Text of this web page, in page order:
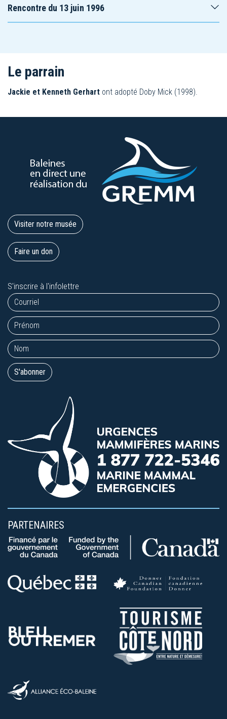
Rencontre du 13 juin 1996
Le parrain
Jackie et Kenneth Gerhart ont adopté Doby Mick (1998).
Visiter notre musée
Faire un don
S'inscrire à l'infolettre
PARTENAIRES